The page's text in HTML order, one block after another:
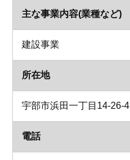
主な事業内容(業種など)
建設事業
所在地
宇部市浜田一丁目14-26-4
電話